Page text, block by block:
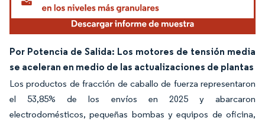
Por Potencia de Salida: Los motores de tensión media
se aceleran en medio de las actualizaciones de plantas
Los productos de fracción de caballo de fuerza representaron
el 53,85% de los envíos en 2025 y abarcaron
electrodomésticos, pequeñas bombas y equipos de oficina,